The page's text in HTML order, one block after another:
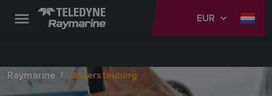
EUR
Raymarine Ondersteuning